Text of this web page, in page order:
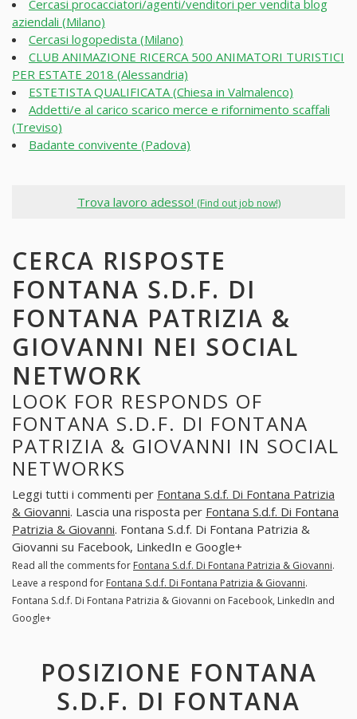
Cercasi procacciatori/agenti/venditori per vendita blog
aziendali (Milano)
Cercasi logopedista (Milano)
CLUB ANIMAZIONE RICERCA 500 ANIMATORI TURISTICI
PER ESTATE 2018 (Alessandria)
ESTETISTA QUALIFICATA (Chiesa in Valmalenco)
Addetti/e al carico scarico merce e rifornimento scaffali
(Treviso)
Badante convivente (Padova)
Trova lavoro adesso! (Find out job now!)
CERCA RISPOSTE
FONTANA S.D.F. DI
FONTANA PATRIZIA &
GIOVANNI NEI SOCIAL
NETWORK
LOOK FOR RESPONDS OF
FONTANA S.D.F. DI FONTANA
PATRIZIA & GIOVANNI IN SOCIAL
NETWORKS
Leggi tutti i commenti per Fontana S.d.f. Di Fontana Patrizia
& Giovanni. Lascia una risposta per Fontana S.d.f. Di Fontana
Patrizia & Giovanni. Fontana S.d.f. Di Fontana Patrizia &
Giovanni su Facebook, LinkedIn e Google+
Read all the comments for Fontana S.d.f. Di Fontana Patrizia & Giovanni.
Leave a respond for Fontana S.d.f. Di Fontana Patrizia & Giovanni.
Fontana S.d.f. Di Fontana Patrizia & Giovanni on Facebook, LinkedIn and
Google+
POSIZIONE FONTANA
S.D.F. DI FONTANA